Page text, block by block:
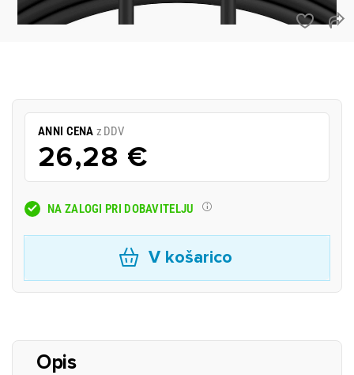
ANNI CENA z DDV
26,28 €
NA ZALOGI PRI DOBAVITELJU
V košarico
Opis